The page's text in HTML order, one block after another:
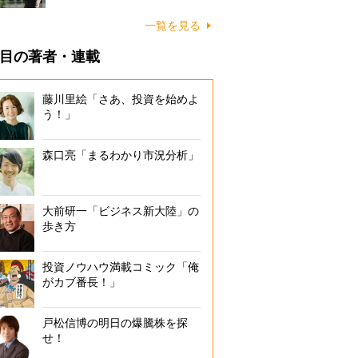
一覧を見る
の著者・連載
藤川里絵「さあ、投資を始めよ
う！」
森口亮「まるわかり市況分析」
大前研一「ビジネス新大陸」の
歩き方
投資ノウハウ満載コミック「俺
がカブ番長！」
戸松信博の明日の爆騰株を探
せ！